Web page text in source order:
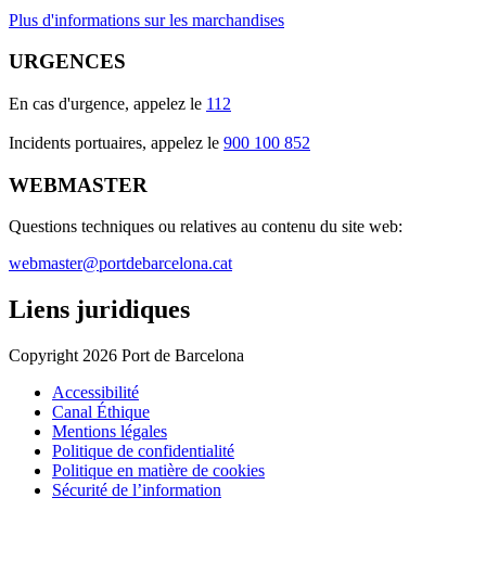
Plus d'informations sur les marchandises
URGENCES
En cas d'urgence, appelez le 112
Incidents portuaires, appelez le 900 100 852
WEBMASTER
Questions techniques ou relatives au contenu du site web:
webmaster@portdebarcelona.cat
Liens juridiques
Copyright 2026 Port de Barcelona
Accessibilité
Canal Éthique
Mentions légales
Politique de confidentialité
Politique en matière de cookies
Sécurité de l’information